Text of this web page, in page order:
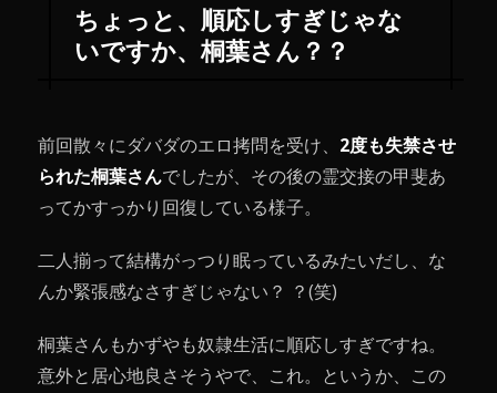
ちょっと、順応しすぎじゃな
いですか、桐葉さん？？
前回散々にダバダのエロ拷問を受け、 2度も失禁させ
られた桐葉さんでしたが、その後の霊交接の甲斐あ
ってかすっかり回復している様子。
二人揃って結構がっつり眠っているみたいだし、な
んか緊張感なさすぎじゃない？ ？(笑)
桐葉さんもかずやも奴隷生活に順応しすぎですね。
意外と居心地良さそうやで、これ。というか、この